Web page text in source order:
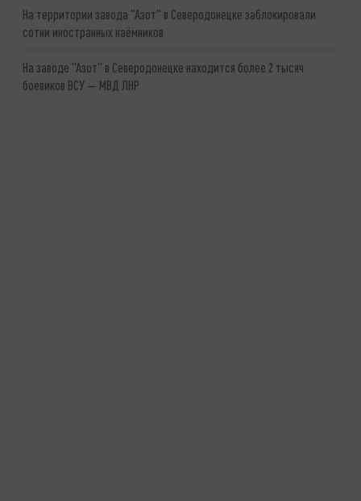
На территории завода "Азот" в Северодонецке заблокировали
сотни иностранных наёмников
На заводе "Азот" в Северодонецке находится более 2 тысяч
боевиков ВСУ — МВД ЛНР